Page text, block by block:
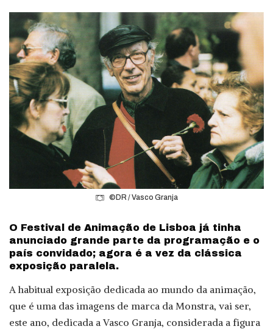
©DR / Vasco Granja
O Festival de Animação de Lisboa já tinha
anunciado grande parte da programação e o
país convidado; agora é a vez da clássica
exposição paralela.
A habitual exposição dedicada ao mundo da animação,
que é uma das imagens de marca da Monstra, vai ser,
este ano, dedicada a Vasco Granja, considerada a figura